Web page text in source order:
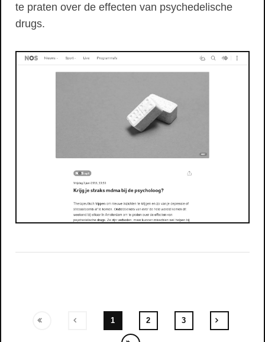
te praten over de effecten van psychedelische
drugs.
1 2 3